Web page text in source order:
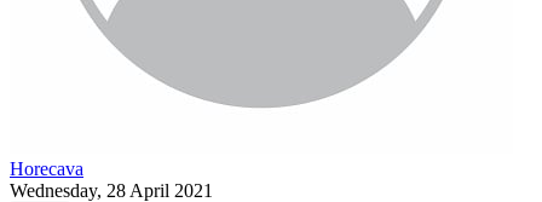
Horecava
Wednesday, 28 April 2021